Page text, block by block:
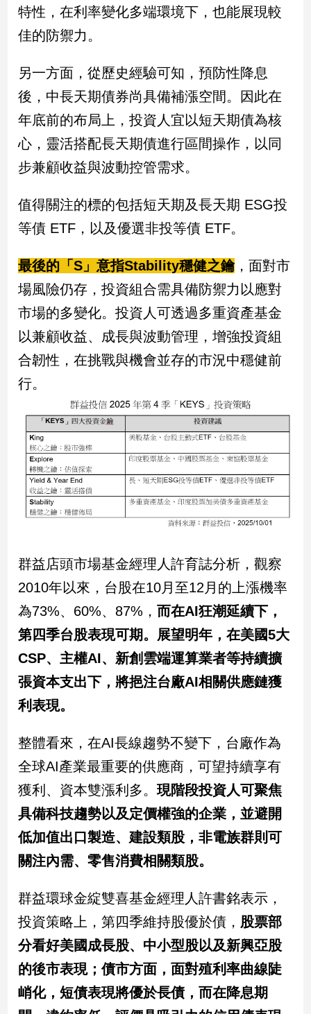
南
台
灣
點
娛
樂
娛
聞
流
時
尚
追
星
生
活
室
內
設
計
旅
遊/
星
座/
理
消
康/
親
子/
情
藝
術
／
文
創
／
電
影
薦
科
技/
遊
戲
運
動
特性，在利率變化多端環境下，也能展現較
佳的防禦力。
另一方面，從歷史經驗可知，預防性降息
後，中長天期債券尚具備補漲空間。因此在
年底前的布局上，投資人宜以短天期債為核
心，靈活搭配長天期債進行區間操作，以同
步兼顧收益與波動控管需求。
值得關注的標的包括短天期及長天期 ESG投
等債 ETF，以及優選非投等債 ETF。
最後的「S」意指Stability穩健之鑰，面對市
場風險仍存，投資組合需具備防禦力以應對
市場的多變化。投資人可透過多重資產基金
以兼顧收益、成長與波動管理，增強投資組
合韌性，在挑戰與機會並存的市況中穩健前
行。
群益店頭市場基金經理人許育誌分析，觀察
2010年以來，台股在10月至12月的上漲機率
為73%、60%、87%，而在AI狂潮延續下，
第四季台股表現可期。展望明年，在美國5大
CSP、主權AI、新創雲端運算業者等持續擴
張資本支出下，將挹注台廠AI相關供應鏈獲
利表現。
整體看來，在AI長線趨勢不變下，台廠作為
全球AI產業最重要的供應商，可望持續享有
獲利、資本雙漲利多。現階段投資人可聚焦
具備科技趨勢以及定價權強的企業，並避開
低加值出口製造、建設類股，非電族群則可
關注內需、零售消費相關類股。
群益環球金綻雙喜基金經理人許書銘表示，
投資策略上，第四季維持股優於債， 股票部
分看好美國成長股、中小型股以及新興亞股
的後市表現；債市方面，面對殖利率曲線陡
峭化，短債表現將優於長債，而在降息期